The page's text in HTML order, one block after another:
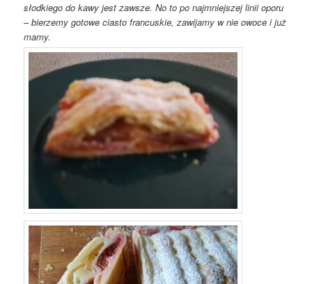
słodkiego do kawy jest zawsze. No to po najmniejszej linii oporu
– bierzemy gotowe ciasto francuskie, zawijamy w nie owoce i już
mamy.